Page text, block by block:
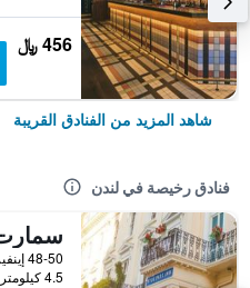
456 ﷼
شاهد المزيد من الفنادق القريبة
فنادق رخيصة في لندن
4.5 كيلومتر عن وسط المدينة